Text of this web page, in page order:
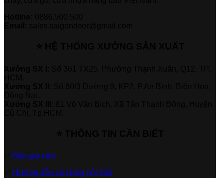
Báo giá cửa
Hướng dẫn sử dụng nội thất